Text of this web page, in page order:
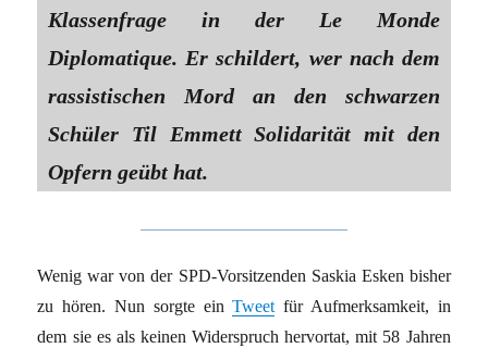
Klassenfrage in der Le Monde
Diplomatique. Er schildert, wer nach dem
rassistischen Mord an den schwarzen
Schüler Til Emmett Solidarität mit den
Opfern geübt hat.
Wenig war von der SPD-Vorsitzenden Saskia Esken bisher
zu hören. Nun sorgte einTweet für Aufmerksamkeit, in
dem sie es als keinen Widerspruch hervortat, mit 58 Jahren